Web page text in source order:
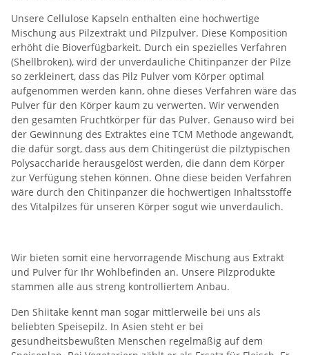
Unsere Cellulose Kapseln enthalten eine hochwertige
Mischung aus Pilzextrakt und Pilzpulver. Diese Komposition
erhöht die Bioverfügbarkeit. Durch ein spezielles Verfahren
(Shellbroken), wird der unverdauliche Chitinpanzer der Pilze
so zerkleinert, dass das Pilz Pulver vom Körper optimal
aufgenommen werden kann, ohne dieses Verfahren wäre das
Pulver für den Körper kaum zu verwerten. Wir verwenden
den gesamten Fruchtkörper für das Pulver. Genauso wird bei
der Gewinnung des Extraktes eine TCM Methode angewandt,
die dafür sorgt, dass aus dem Chitingerüst die pilztypischen
Polysaccharide herausgelöst werden, die dann dem Körper
zur Verfügung stehen können. Ohne diese beiden Verfahren
wäre durch den Chitinpanzer die hochwertigen Inhaltsstoffe
des Vitalpilzes für unseren Körper sogut wie unverdaulich.
Wir bieten somit eine hervorragende Mischung aus Extrakt
und Pulver für Ihr Wohlbefinden an. Unsere Pilzprodukte
stammen alle aus streng kontrolliertem Anbau.
Den Shiitake kennt man sogar mittlerweile bei uns als
beliebten Speisepilz. In Asien steht er bei
gesundheitsbewußten Menschen regelmäßig auf dem